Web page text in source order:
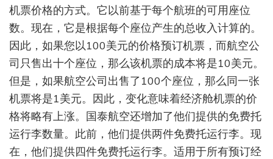
机票价格的方式。它以前基于每个航班的可用座位
数。现在，它是根据每个座位产生的总收入计算的。
因此，如果您以100美元的价格预订机票，而航空公
司只售出十个座位，那么该机票的成本将是10美元。
但是，如果航空公司出售了100个座位，那么同一张
机票将是1美元。因此，变化意味着经济舱机票的价
格将略有上涨。国泰航空还增加了他们提供的免费托
运行李数量。此前，他们提供两件免费托运行李。现
在，他们提供四件免费托运行李。适用于所有预订经